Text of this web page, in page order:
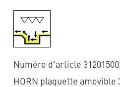
Numéro d'article
HORN plaquette amovible